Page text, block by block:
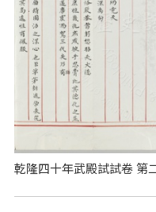
乾隆四十年武殿試試卷 第